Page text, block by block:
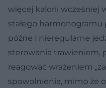
więcej kalorii wcześniej
stałego harmonogramu
późne i nieregularne
sterowania trawieniem,
reagować wrażeniem
spowolnienia, mimo że